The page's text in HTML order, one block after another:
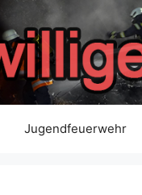
Jugendfeuerwehr